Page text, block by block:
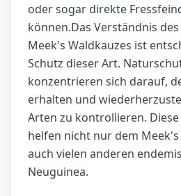
oder sogar direkte
können.Das Verständnis
Meek's Waldkauzes ist
Schutz dieser Art.
konzentrieren sich darauf,
erhalten und
Arten zu kontrollieren.
helfen nicht nur dem
auch vielen anderen
Neuguinea.